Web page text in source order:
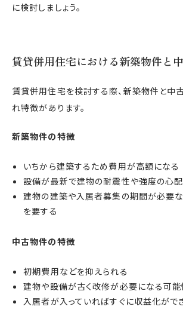
に検討しましょう。
賃貸併用住宅における新築物件と
賃貸併用住宅を検討する際、新築物件と中
れ特徴があります。
新築物件の特徴
いちから建築するため費用が高額になる
設備が最新で建物の耐震性や強度の心
建物の建築や入居者募集の期間が必要
を要する
中古物件の特徴
初期費用などを抑えられる
建物や設備が古く改修が必要になる可能
入居者が入っていればすぐに収益化がで